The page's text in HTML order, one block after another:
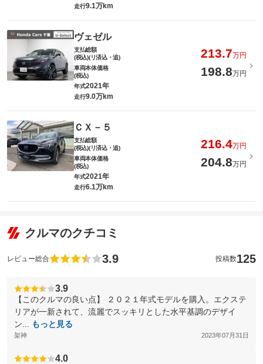
走行9.1万km
ヴェゼル
支払総額
(税込)(リ済込・追)
213.7万円
車両本体価格
(税込)
198.8万円
年式2021年
走行9.0万km
ＣＸ－５
支払総額
(税込)(リ済込・追)
216.4万円
車両本体価格
(税込)
204.8万円
年式2021年
走行6.1万km
クルマのクチコミ
レビュー総合 3.9 投稿数125
3.9
【このクルマの良い点】 ２０２１年式モデルを購入。エクステ
リアが一新されて、流麗でスッキリとした水平基調のデザイ
ン...
もっと見る
架神 2023年07月31日
4.0